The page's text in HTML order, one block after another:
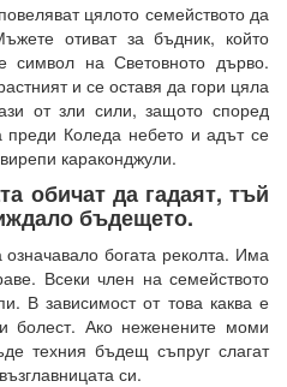
цялото семейството да
отиват за бъдник, който
символ на Световното дърво.
и се оставя да гори цяла
от зли сили, защото според
преди Коледа небето и адът се
караконджули.
обичат да гадаят, тъй
бъдещето.
богата реколта. Има
Всеки член на семейството
В зависимост от това каква е
болест. Ако неженените моми
техния бъдещ съпруг слагат
си.